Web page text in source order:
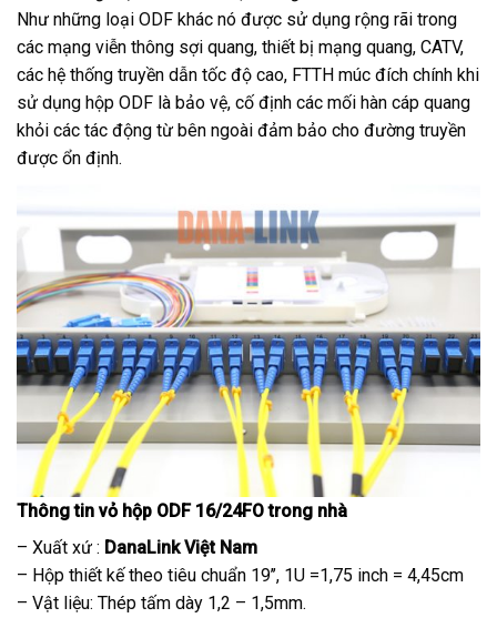
Như những loại ODF khác nó được sử dụng rộng rãi trong
các mạng viễn thông sợi quang, thiết bị mạng quang, CATV,
các hệ thống truyền dẫn tốc độ cao, FTTH múc đích chính khi
sử dụng hộp ODF là bảo vệ, cố định các mối hàn cáp quang
khỏi các tác động từ bên ngoài đảm bảo cho đường truyền
được ổn định.
Thông tin vỏ hộp ODF 16/24FO trong nhà
– Xuất xứ : DanaLink Việt Nam
– Hộp thiết kế theo tiêu chuẩn 19’’, 1U =1,75 inch = 4,45cm
– Vật liệu: Thép tấm dày 1,2 – 1,5mm.